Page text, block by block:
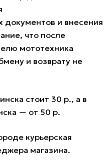
документов и внесения
что после
мототехника
и возврату не
стоит 30 р., а в
— от 50 р.
курьерская
магазина.